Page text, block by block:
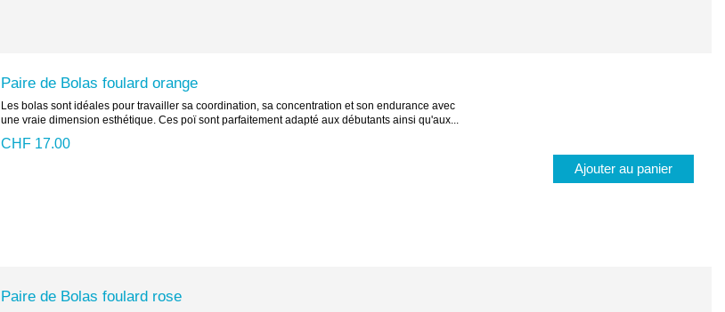
Paire de Bolas foulard orange
Les bolas sont idéales pour travailler sa coordination, sa concentration et son endurance avec
une vraie dimension esthétique. Ces poï sont parfaitement adapté aux débutants ainsi qu'aux...
CHF 17.00
Ajouter au panier
Paire de Bolas foulard rose